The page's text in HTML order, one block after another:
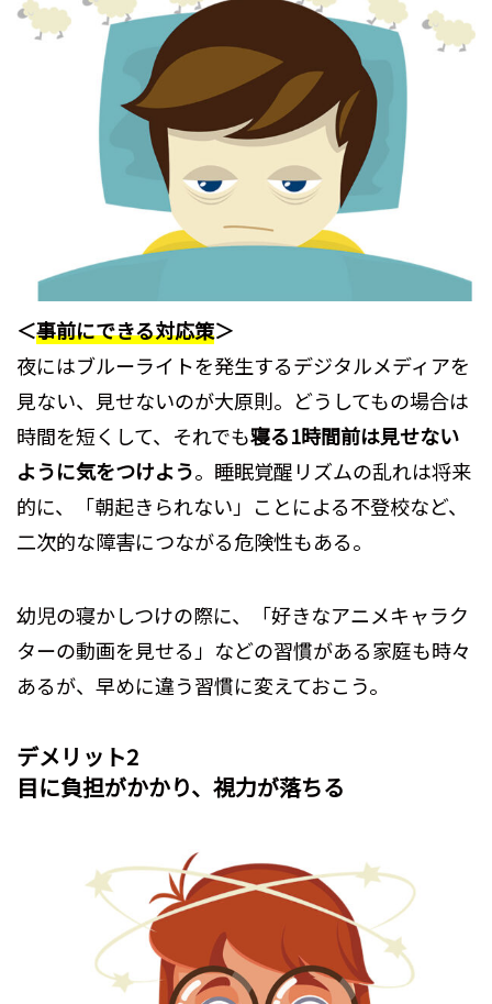
＜事前にできる対応策＞
夜にはブルーライトを発生するデジタルメディアを
見ない、見せないのが大原則。どうしてもの場合は
時間を短くして、それでも寝る1時間前は見せない
ように気をつけよう。睡眠覚醒リズムの乱れは将来
的に、「朝起きられない」ことによる不登校など、
二次的な障害につながる危険性もある。
幼児の寝かしつけの際に、「好きなアニメキャラク
ターの動画を見せる」などの習慣がある家庭も時々
あるが、早めに違う習慣に変えておこう。
デメリット2
目に負担がかかり、視力が落ちる